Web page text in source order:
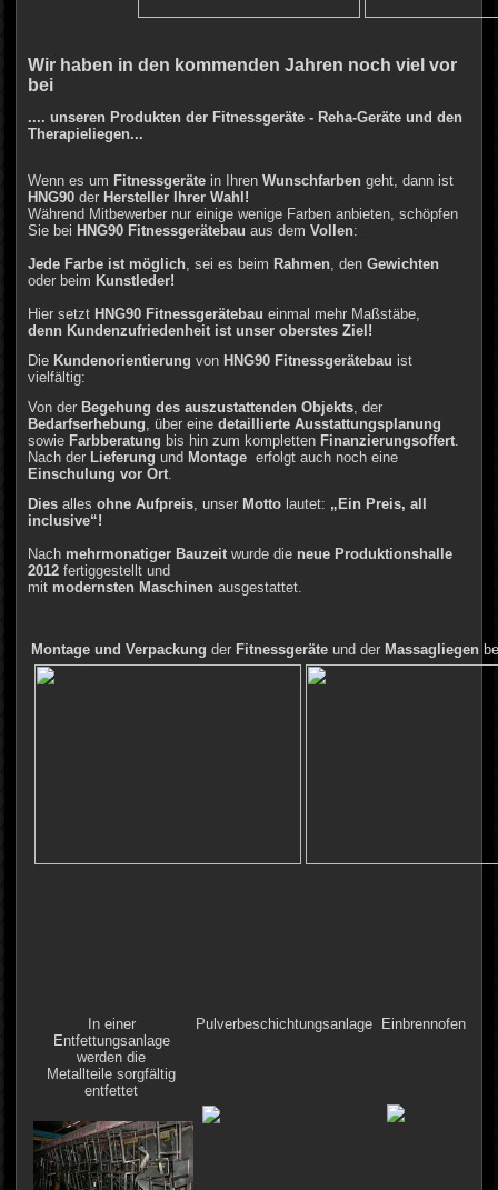
Wir haben in den kommenden Jahren noch viel vor
bei
.... unseren Produkten der Fitnessgeräte - Reha-Geräte und den
Therapieliegen...
Wenn es um Fitnessgeräte in IhrenWunschfarben geht, dann ist
HNG90 der Hersteller Ihrer Wahl!
Während Mitbewerber nur einige wenige Farben anbieten, schöpfen
Sie bei HNG90 Fitnessgerätebau aus demVollen:
Jede Farbe ist möglich , sei es beim Rahmen , denGewichten
oder beim Kunstleder!
Hier setzt HNG90 Fitnessgerätebaueinmal mehr Maßstäbe,
denn Kundenzufriedenheit ist unser oberstes Ziel!
Die Kundenorientierung von HNG90 Fitnessgerätebau ist
vielfältig:
Von der Begehung des auszustattenden Objekts , der
Bedarfserhebung , über einedetaillierte Ausstattungsplanung
sowie Farbberatung bis hin zum kompletten Finanzierungsoffert
Nach der Lieferung und Montageerfolgt auch noch eine
Einschulung vor Ort
Dies allesohne Aufpreis , unser Motto lautet: „Ein Preis, all
inclusive“!
Nach mehrmonatiger Bauzeit wurde die neue Produktionshalle
2012 fertiggestellt und
mit modernsten Maschinen ausgestattet.
Montage und Verpackung der Fitnessgeräte und der Massagliegen
In einer
Entfettungsanlage
werden die
Metallteile sorgfältig
entfettet
Pulverbeschichtungsanlage Einbrennofen